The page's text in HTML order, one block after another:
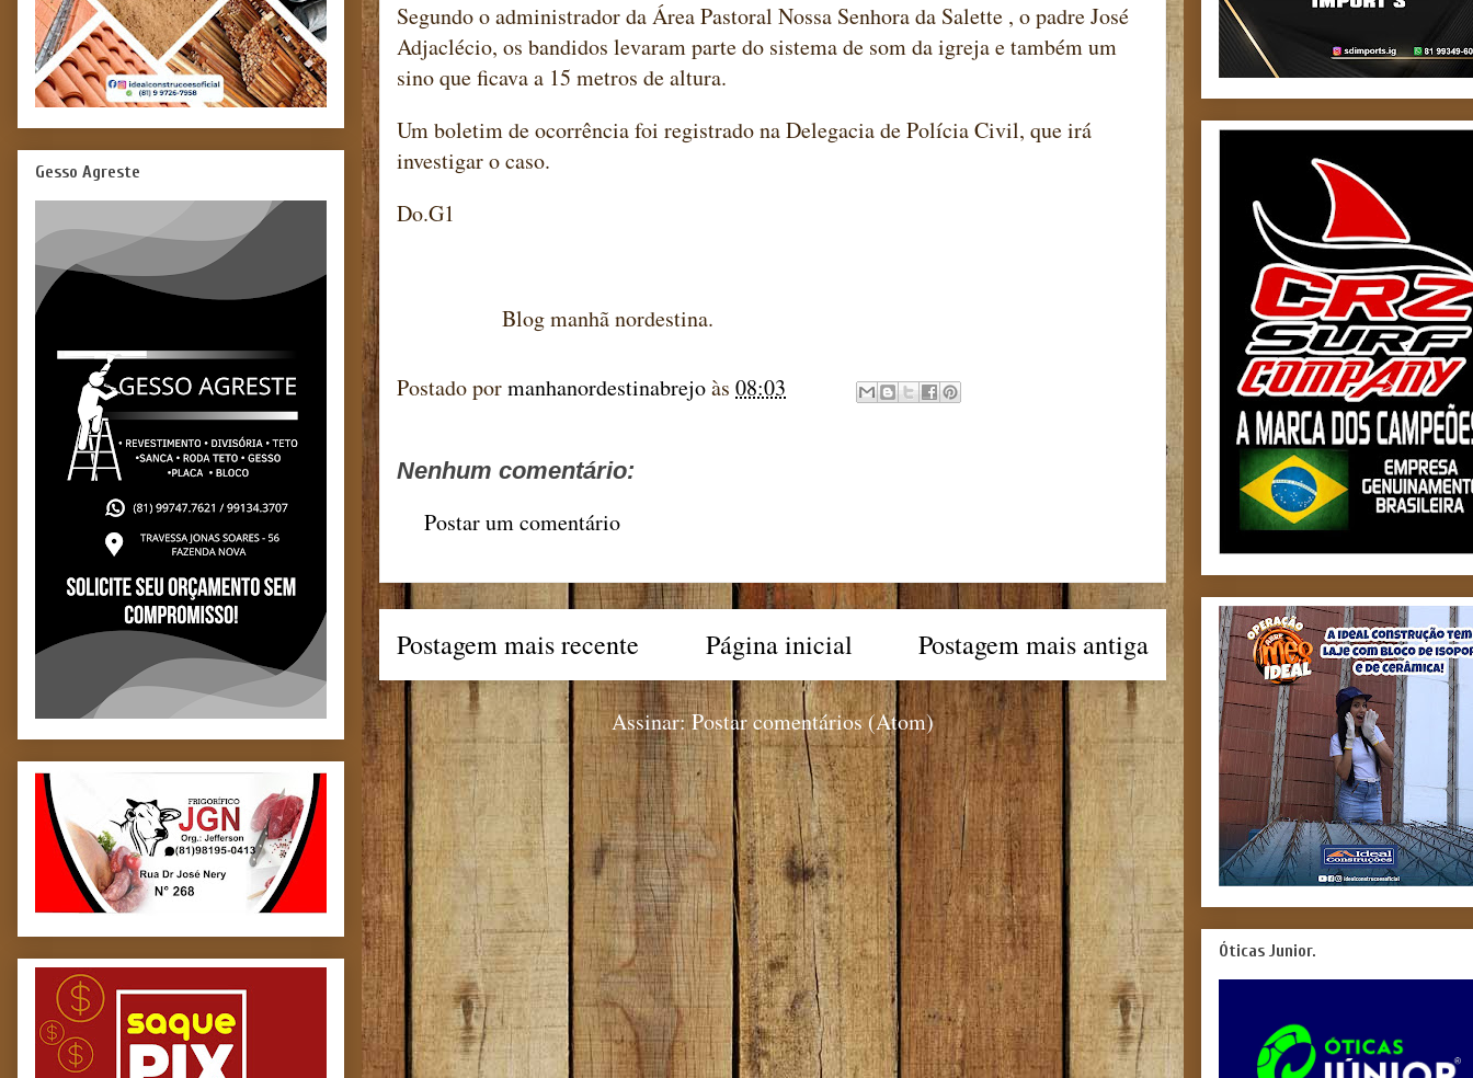
Segundo o administrador da Área Pastoral Nossa Senhora da Salette , o padre José
Adjaclécio, os bandidos levaram parte do sistema de som da igreja e também um
sino que ficava a 15 metros de altura.
Um boletim de ocorrência foi registrado na Delegacia de Polícia Civil, que irá
investigar o caso.
Do.G1
Blog manhã nordestina.
Postado pormanhanordestinabrejoàs 08:03
Nenhum comentário:
Postar um comentário
Postagem mais recente Postagem mais antiga
Página inicial
Assinar:Postar comentários (Atom)
Gesso Agreste
Óticas Junior.